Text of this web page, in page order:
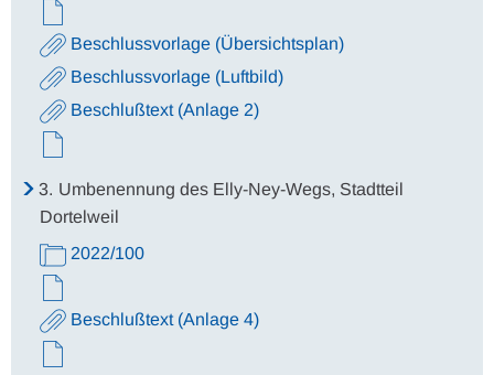
Beschlussvorlage (Übersichtsplan)
Beschlussvorlage (Luftbild)
Beschlußtext (Anlage 2)
3. Umbenennung des Elly-Ney-Wegs, Stadtteil
Dortelweil
2022/100
Beschlußtext (Anlage 4)